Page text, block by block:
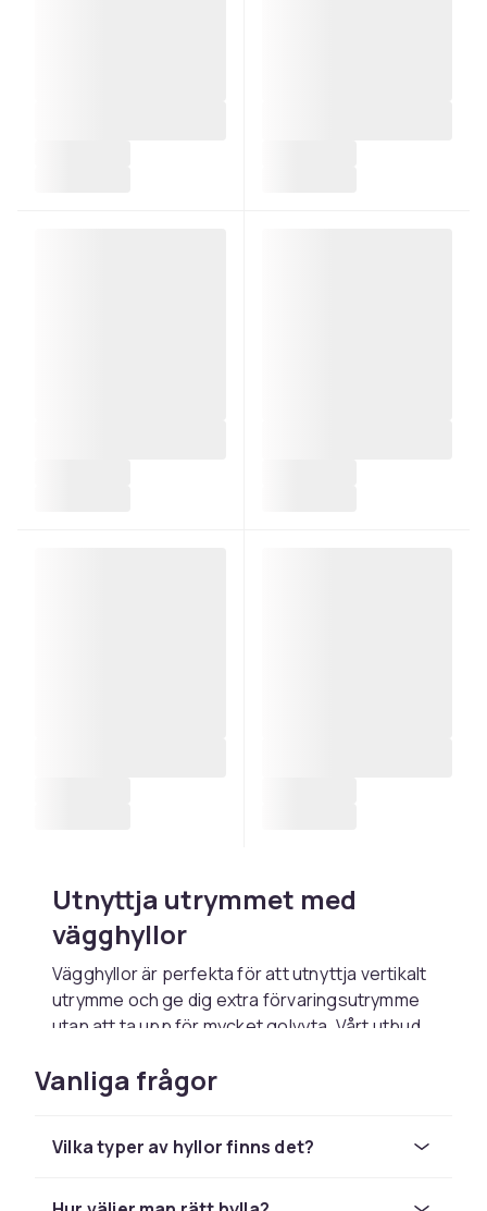
Utnyttja utrymmet med
vägghyllor
Vägghyllor är perfekta för att utnyttja vertikalt
utrymme och ge dig extra förvaringsutrymme
utan att ta upp för mycket golvyta. Vårt utbud
vilket gör det enkelt att hitta den som passar
bäst i ditt hem. Oavsett om du föredrar en
vägghyllor för ditt utrymme.
Vanliga frågor
Vilka typer av hyllor finns det?